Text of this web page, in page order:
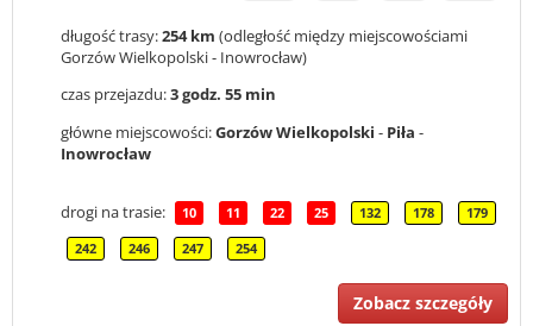
długość trasy:254 km (odległość między miejscowościami
Gorzów Wielkopolski - Inowrocław)
czas przejazdu:3 godz. 55 min
główne miejscowości:Gorzów Wielkopolski - Piła -
Inowrocław
drogi na trasie: 10 11 22 25 132 178 179
242 246 247 254
Zobacz szczegóły